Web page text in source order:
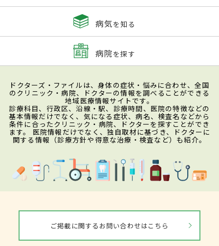
病気を知る
病院を探す
ドクターズ・ファイルは、身体の症状・悩みに合わせ、全国
のクリニック・病院、ドクターの情報を調べることができる
地域医療情報サイトです。
診療科目、行政区、沿線・駅、診療時間、医院の特徴などの
基本情報だけでなく、気になる症状、病名、検査名などから
条件に合ったクリニック・病院、ドクターを探すことができ
ます。 医院情報だけでなく、独自取材に基づき、ドクターに
関する情報（診療方針や得意な治療・検査など）も紹介。
ご掲載に関するお問い合わせはこちら